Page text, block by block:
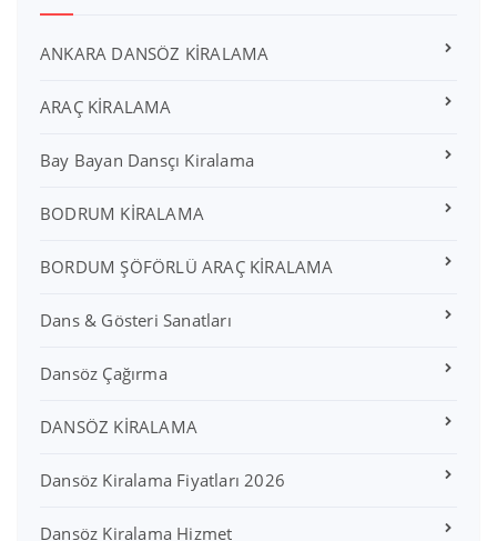
ANKARA DANSÖZ KİRALAMA
ARAÇ KİRALAMA
Bay Bayan Dansçı Kiralama
BODRUM KİRALAMA
BORDUM ŞÖFÖRLÜ ARAÇ KİRALAMA
Dans & Gösteri Sanatları
Dansöz Çağırma
DANSÖZ KİRALAMA
Dansöz Kiralama Fiyatları 2026
Dansöz Kiralama Hizmet